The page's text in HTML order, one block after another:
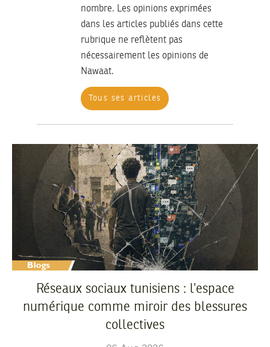
nombre. Les opinions exprimées
dans les articles publiés dans cette
rubrique ne reflètent pas
nécessairement les opinions de
Nawaat.
Tous ses articles
Réseaux sociaux tunisiens : l’espace
numérique comme miroir des blessures
collectives